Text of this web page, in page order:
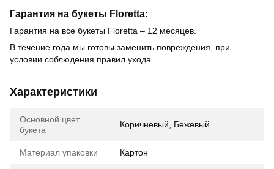
Гарантия на букеты Floretta:
Гарантия на все букеты Floretta – 12 месяцев.
В течение года мы готовы заменить повреждения, при
условии соблюдения правил ухода.
Характеристики
Основной цвет
букета
Коричневый, Бежевый
Материал упаковки Картон